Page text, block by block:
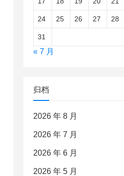
24 25 26 27 28
31
« 7 月
归档
2026 年 8 月
2026 年 7 月
2026 年 6 月
2026 年 5 月